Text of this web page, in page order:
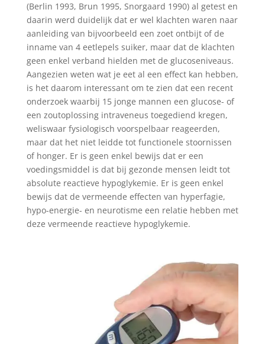
(Berlin 1993, Brun 1995, Snorgaard 1990) al getest en
daarin werd duidelijk dat er wel klachten waren naar
aanleiding van bijvoorbeeld een zoet ontbijt of de
inname van 4 eetlepels suiker, maar dat de klachten
geen enkel verband hielden met de glucoseniveaus.
Aangezien weten wat je eet al een effect kan hebben,
is het daarom interessant om te zien dat een recent
onderzoek waarbij 15 jonge mannen een glucose- of
een zoutoplossing intraveneus toegediend kregen,
weliswaar fysiologisch voorspelbaar reageerden,
maar dat het niet leidde tot functionele stoornissen
of honger. Er is geen enkel bewijs dat er een
voedingsmiddel is dat bij gezonde mensen leidt tot
absolute reactieve hypoglykemie. Er is geen enkel
bewijs dat de vermeende effecten van hyperfagie,
hypo-energie- en neurotisme een relatie hebben met
deze vermeende reactieve hypoglykemie.